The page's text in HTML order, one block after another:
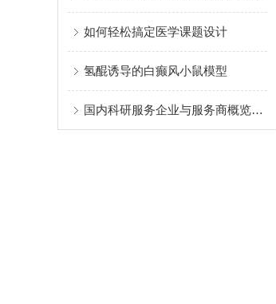
如何轻松搞定医学课题设计
氢醌诱导的白癫风小鼠模型
国内科研服务企业与服务商概览：如何找到靠谱合作方？